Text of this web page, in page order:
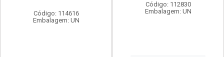
Código: 114616
Embalagem: UN
Código: 112830
Embalagem: UN